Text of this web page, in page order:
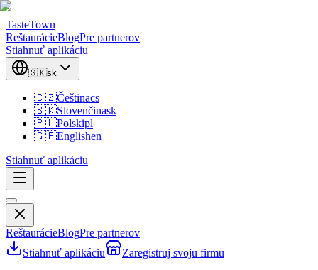
TasteTown
ReštaurácieBlogPre partnerov
Stiahnuť aplikáciu
🇸🇰sk
🇨🇿Češtinacs
🇸🇰Slovenčinask
🇵🇱Polskipl
🇬🇧Englishen
Stiahnuť aplikáciu
ReštaurácieBlogPre partnerov
Stiahnuť aplikáciu
Zaregistruj svoju firmu